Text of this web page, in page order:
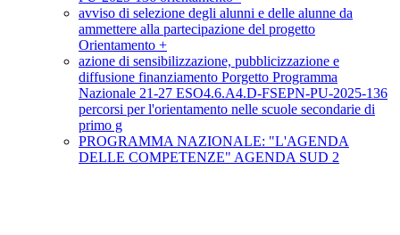
avviso di selezione degli alunni e delle alunne da
ammettere alla partecipazione del progetto
Orientamento +
azione di sensibilizzazione, pubblicizzazione e
diffusione finanziamento Porgetto Programma
Nazionale 21-27 ESO4.6.A4.D-FSEPN-PU-2025-136
percorsi per l'orientamento nelle scuole secondarie di
primo g
PROGRAMMA NAZIONALE: "L'AGENDA
DELLE COMPETENZE" AGENDA SUD 2